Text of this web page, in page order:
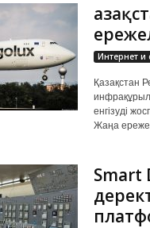
Интернет и
Қазақстан
енгізуді
Жаңа
Smart